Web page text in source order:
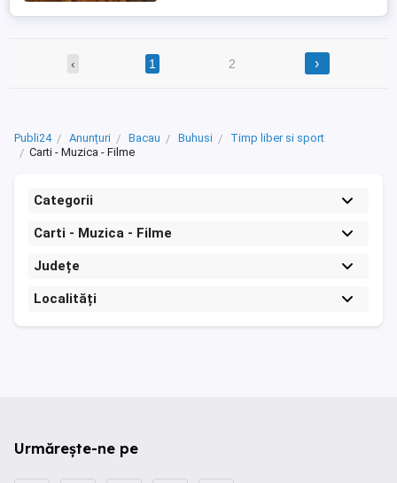
‹ 1 2 ›
Publi24 Anunțuri Bacau Buhusi
Timp liber si sport
Carti - Muzica - Filme
Categorii
Carti - Muzica - Filme
Județe
Localități
Urmărește-ne pe